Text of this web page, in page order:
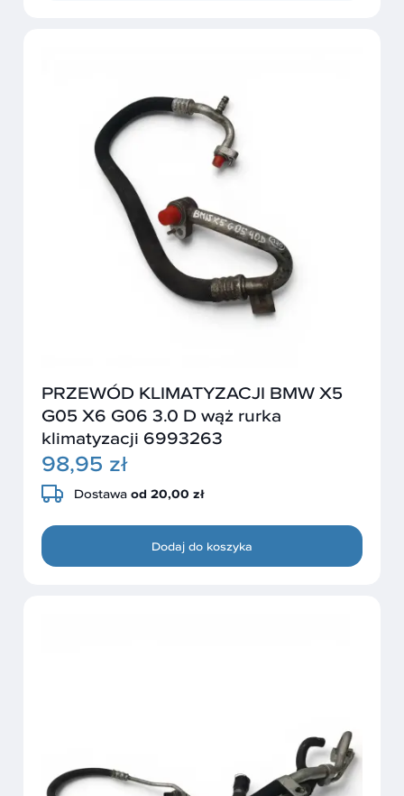
PRZEWÓD KLIMATYZACJI BMW X5
G05 X6 G06 3.0 D wąż rurka
klimatyzacji 6993263
98,95 zł
Dostawa od 20,00 zł
Dodaj do koszyka